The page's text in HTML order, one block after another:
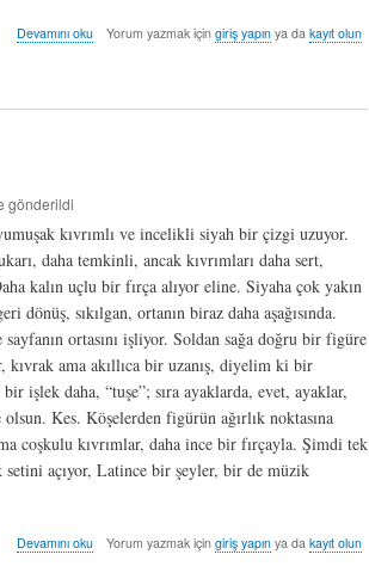
temizlikçi
-
Devamını oku Yorum yazmak içingiriş yapın ya dakayıt olun
gönderildi
kıvrımlı ve incelikli siyah bir çizgi uzuyor.
daha temkinli, ancak kıvrımları daha sert,
kalın uçlu bir fırça alıyor eline. Siyaha çok yakın
dönüş, sıkılgan, ortanın biraz daha aşağısında.
ortasını işliyor. Soldan sağa doğru bir figüre
ama akıllıca bir uzanış, diyelim ki bir
işlek daha, “tuşe”; sıra ayaklarda, evet, ayaklar,
Kes. Köşelerden figürün ağırlık noktasına
coşkulu kıvrımlar, daha ince bir fırçayla. Şimdi tek
açıyor, Latince bir şeyler, bir de müzik
Metroloji¹
Devamını oku Yorum yazmak içingiriş yapın ya dakayıt olun